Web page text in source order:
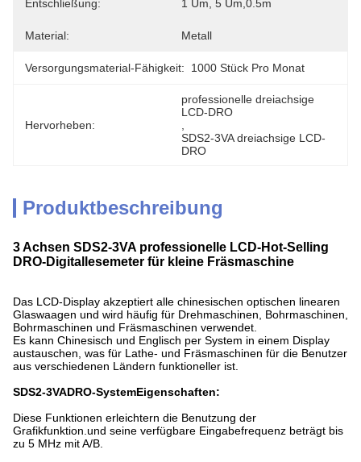
Entschließung: 1 Um, 5 Um,0.5m
Material: Metall
Versorgungsmaterial-Fähigkeit: 1000 Stück Pro Monat
Hervorheben:
professionelle dreiachsige
LCD-DRO
SDS2-3VA dreiachsige LCD-
DRO
Produktbeschreibung
3 Achsen SDS2-3VA professionelle LCD-Hot-Selling
DRO-Digitallesemeter für kleine Fräsmaschine
Das LCD-Display akzeptiert alle chinesischen optischen linearen
Glaswaagen und wird häufig für Drehmaschinen, Bohrmaschinen,
Bohrmaschinen und Fräsmaschinen verwendet.
Es kann Chinesisch und Englisch per System in einem Display
austauschen, was für Lathe- und Fräsmaschinen für die Benutzer
aus verschiedenen Ländern funktioneller ist.
SDS2-3VADRO-SystemEigenschaften:
Diese Funktionen erleichtern die Benutzung der
Grafikfunktion.und seine verfügbare Eingabefrequenz beträgt bis
zu 5 MHz mit A/B.